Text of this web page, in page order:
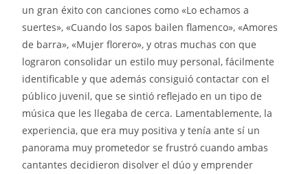
un gran éxito con canciones como «Lo echamos a
suertes», «Cuando los sapos bailen flamenco», «Amores
de barra», «Mujer florero», y otras muchas con que
lograron consolidar un estilo muy personal, fácilmente
identificable y que además consiguió contactar con el
público juvenil, que se sintió reflejado en un tipo de
música que les llegaba de cerca. Lamentablemente, la
experiencia, que era muy positiva y tenía ante sí un
panorama muy prometedor se frustró cuando ambas
cantantes decidieron disolver el dúo y emprender